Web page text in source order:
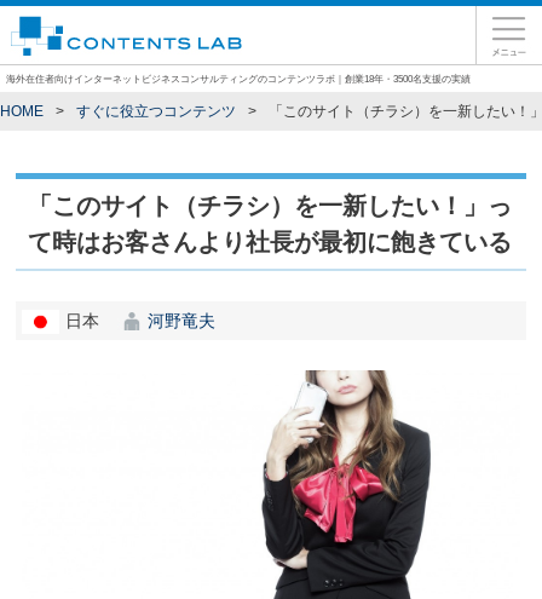
海外在住者向けインターネットビジネスコンサルティングのコンテンツラボ｜創業18年・3500名支援の実績
HOME すぐに役立つコンテンツ 「このサイト（チラシ）を一新したい
「このサイト（チラシ）を一新したい！」っ
て時はお客さんより社長が最初に飽きている
日本 河野竜夫